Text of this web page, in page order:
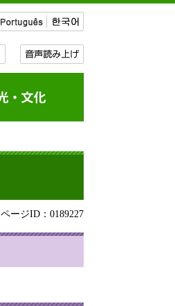
ページID：0189227